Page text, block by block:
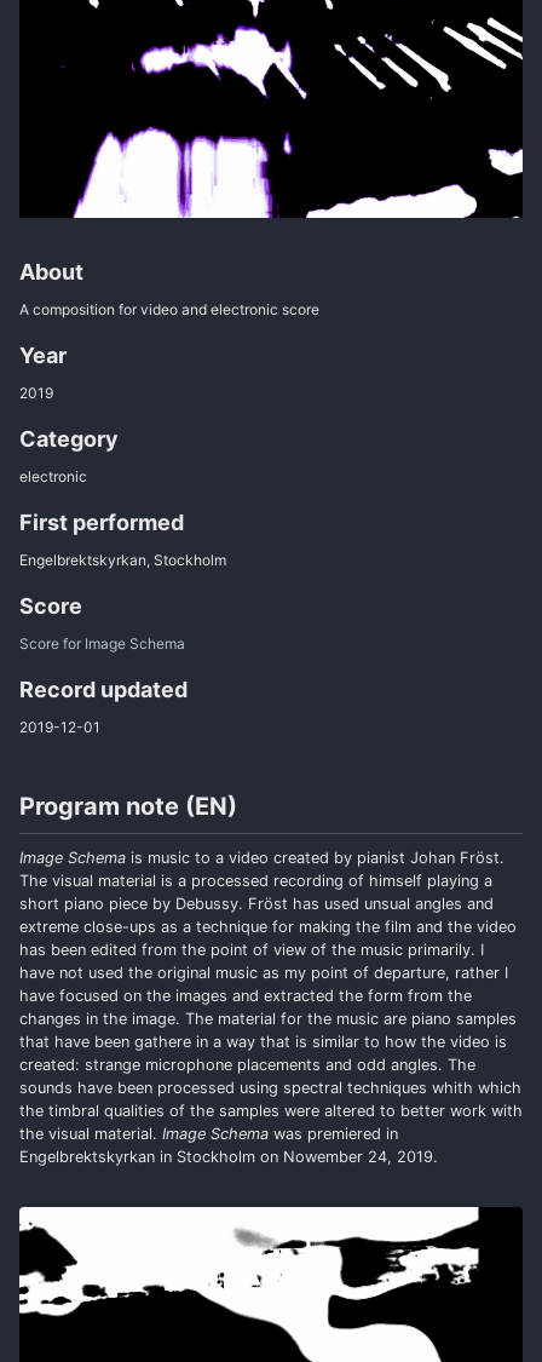
About
A composition for video and electronic score
Year
2019
Category
electronic
First performed
Engelbrektskyrkan, Stockholm
Score
Score for Image Schema
Record updated
2019-12-01
Program note (EN)
Image Schema is music to a video created by pianist Johan Fröst.
The visual material is a processed recording of himself playing a
short piano piece by Debussy. Fröst has used unsual angles and
extreme close-ups as a technique for making the film and the video
has been edited from the point of view of the music primarily. I
have not used the original music as my point of departure, rather I
have focused on the images and extracted the form from the
changes in the image. The material for the music are piano samples
that have been gathere in a way that is similar to how the video is
created: strange microphone placements and odd angles. The
sounds have been processed using spectral techniques whith which
the timbral qualities of the samples were altered to better work with
the visual material. Image Schema was premiered in
Engelbrektskyrkan in Stockholm on Nowember 24, 2019.